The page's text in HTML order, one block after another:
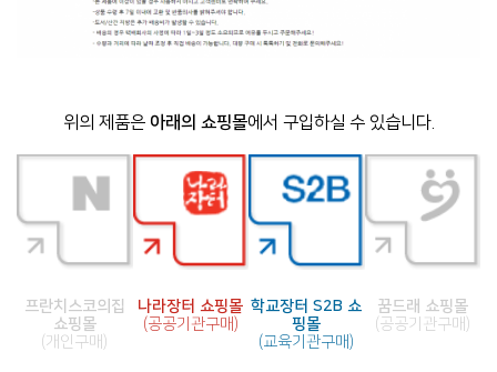
위의 제품은 아래의 쇼핑몰에서 구입하실 수 있습니다.
프란치스코의집
쇼핑몰
(개인구매)
나라장터 쇼핑몰
(공공기관구매)
학교장터 S2B 쇼
핑몰
(교육기관구매)
꿈드래 쇼핑몰
(공공기관구매)